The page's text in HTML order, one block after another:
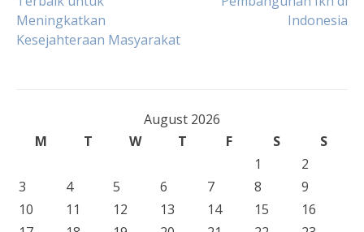
navigation
Meningkatkan
Kesejahteraan Masyarakat
Indonesia
August 2026
M
T W T F S
S
1
2
3
4 5 6 7 8
9
10
11 12 13 14 15
16